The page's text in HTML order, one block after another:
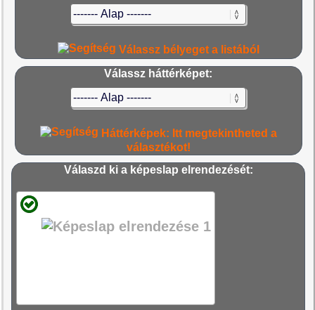
Válassz bélyeget a listából
Válassz háttérképet:
Háttérképek: Itt megtekintheted a
választékot!
Válaszd ki a képeslap elrendezését: